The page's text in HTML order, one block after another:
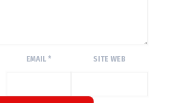
EMAIL* SITE WEB